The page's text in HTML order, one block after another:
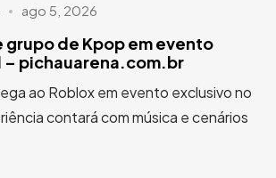
ago 5, 2026
grupo de Kpop em evento
– pichauarena.com.br
ao Roblox em evento exclusivo no
contará com música e cenários